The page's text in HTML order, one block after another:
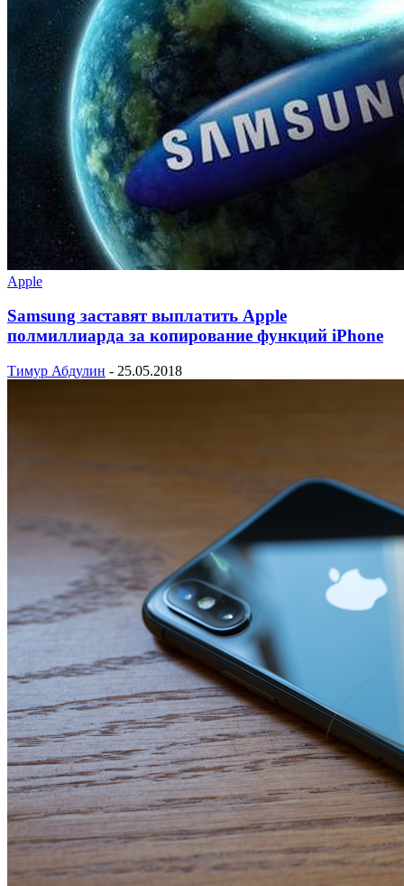
Apple
Samsung заставят выплатить Apple
полмиллиарда за копирование функций iPhone
Тимур Абдулин - 25.05.2018